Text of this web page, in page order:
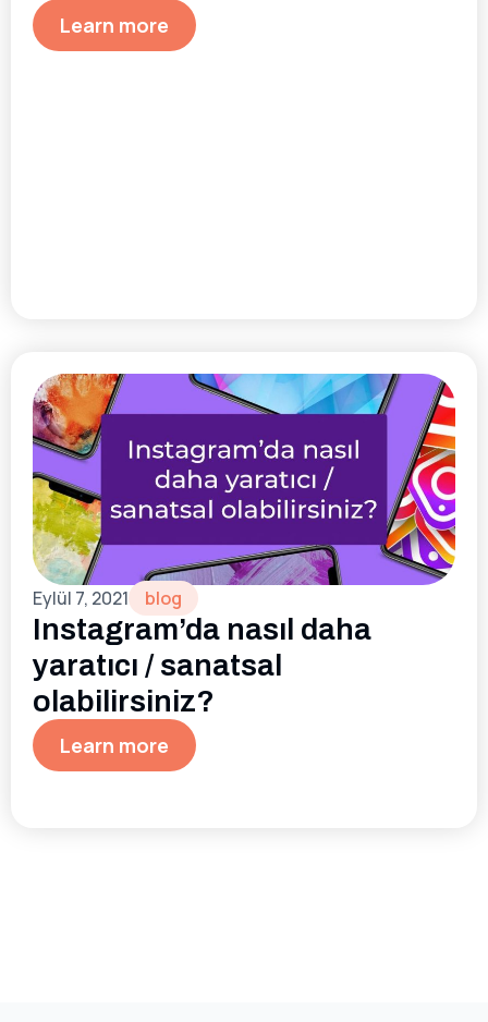
Learn more
Eylül 7, 2021 blog
Instagram’da nasıl daha
yaratıcı / sanatsal
olabilirsiniz?
Learn more